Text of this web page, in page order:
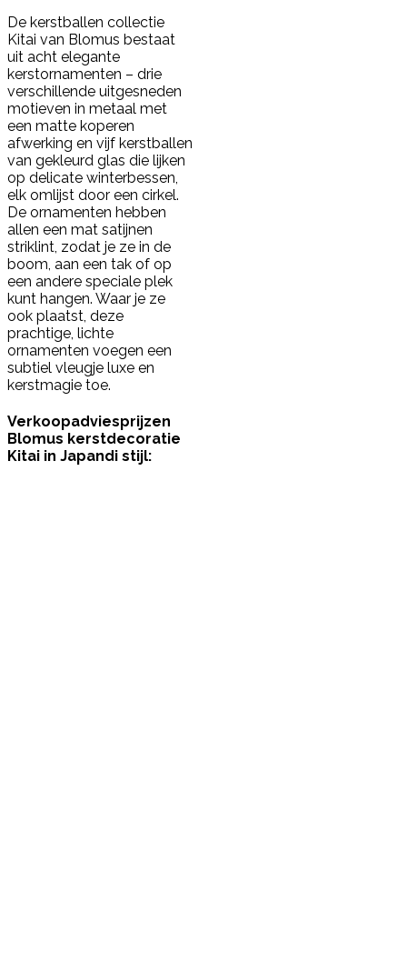
De kerstballen collectie
Kitai van Blomus bestaat
uit acht elegante
kerstornamenten – drie
verschillende uitgesneden
motieven in metaal met
een matte koperen
afwerking en vijf kerstballen
van gekleurd glas die lijken
op delicate winterbessen,
elk omlijst door een cirkel.
De ornamenten hebben
allen een mat satijnen
striklint, zodat je ze in de
boom, aan een tak of op
een andere speciale plek
kunt hangen. Waar je ze
ook plaatst, deze
prachtige, lichte
ornamenten voegen een
subtiel vleugje luxe en
kerstmagie toe.
Verkoopadviesprijzen
Blomus kerstdecoratie
Kitai in Japandi stijl: